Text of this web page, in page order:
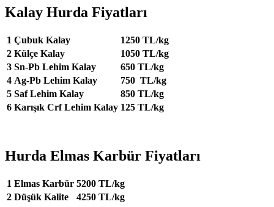
Kalay Hurda Fiyatları
1 Çubuk Kalay
1250 TL/kg
2 Külçe Kalay
1050 TL/kg
3 Sn-Pb Lehim Kalay
650 TL/kg
4 Ag-Pb Lehim Kalay
750 TL/kg
5 Saf Lehim Kalay
850 TL/kg
6 Karışık Crf Lehim Kalay 125 TL/kg
Hurda Elmas Karbür Fiyatları
1 Elmas Karbür 5200 TL/kg
2 Düşük Kalite
4250 TL/kg